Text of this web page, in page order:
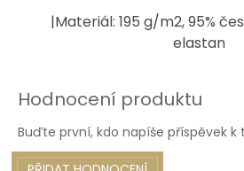
|Materiál: 195 g/m2, 95%
elastan
Hodnocení produktu
Buďte první, kdo napíše příspěvek k